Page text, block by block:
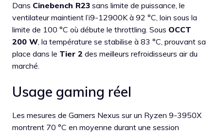
Dans Cinebench R23 sans limite de puissance, le
ventilateur maintient l’i9-12900K à 92 °C, loin sous la
limite de 100 °C où débute le throttling. Sous OCCT
200 W, la température se stabilise à 83 °C, prouvant sa
place dans le Tier 2 des meilleurs refroidisseurs air du
marché.
Usage gaming réel
Les mesures de Gamers Nexus sur un Ryzen 9-3950X
montrent 70 °C en moyenne durant une session